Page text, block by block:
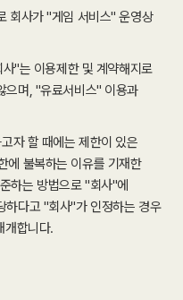
회사가 "게임 서비스" 운영상
"는 이용제한 및 계약해지로
으며, "유료서비스" 이용과
자 할 때에는 제한이 있은
에 불복하는 이유를 기재한
하는 방법으로 "회사"에
하다고 "회사"가 인정하는 경우
개합니다.